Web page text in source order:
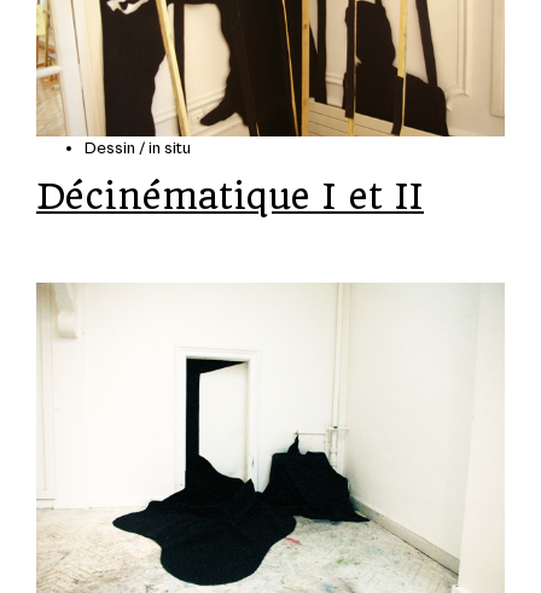
Dessin / in situ
Décinématique I et II